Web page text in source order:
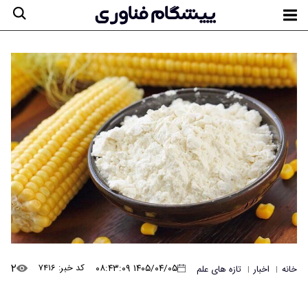
خانه | اخبار | تازه های علم ۱۴۰۵/۰۴/۰۵ ۰۸:۴۳:۰۹ کد خبر: ۷۴۱۶ ۲